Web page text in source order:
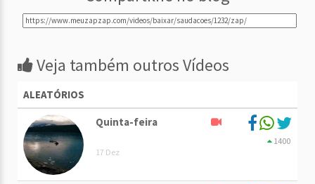
Veja também outros Vídeos
ALEATÓRIOS
Quinta-feira
17 Dez
1400